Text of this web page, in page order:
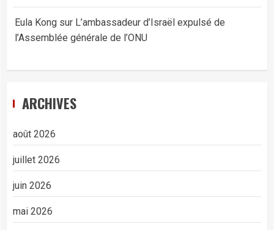
Eula Kong sur L’ambassadeur d’Israël expulsé de
l’Assemblée générale de l’ONU
ARCHIVES
août 2026
juillet 2026
juin 2026
mai 2026